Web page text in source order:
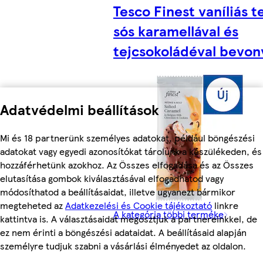
Adatvédelmi beállítások
Mi és 18 partnerünk személyes adatokat, például böngészési
adatokat vagy egyedi azonosítókat tárolunk a készülékeden, és
hozzáférhetünk azokhoz. Az Összes elfogadása és az Összes
elutasítása gombok kiválasztásával elfogadhatod vagy
módosíthatod a beállításaidat, illetve ugyanezt bármikor
megteheted azAdatkezelési és Cookie tájékoztató linkre
kattintva is. A választásaidat megosztjuk a partnereinkkel, de
ez nem érinti a böngészési adataidat. A beállításaid alapján
személyre tudjuk szabni a vásárlási élményedet az oldalon.
Tesco Finest vaníliás
sós karamellával és
tejcsokoládéval
A kategória többi terméke